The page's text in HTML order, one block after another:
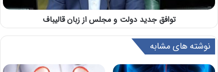
توافق جدید دولت و مجلس از زبان قالیباف
نوشته های مشابه